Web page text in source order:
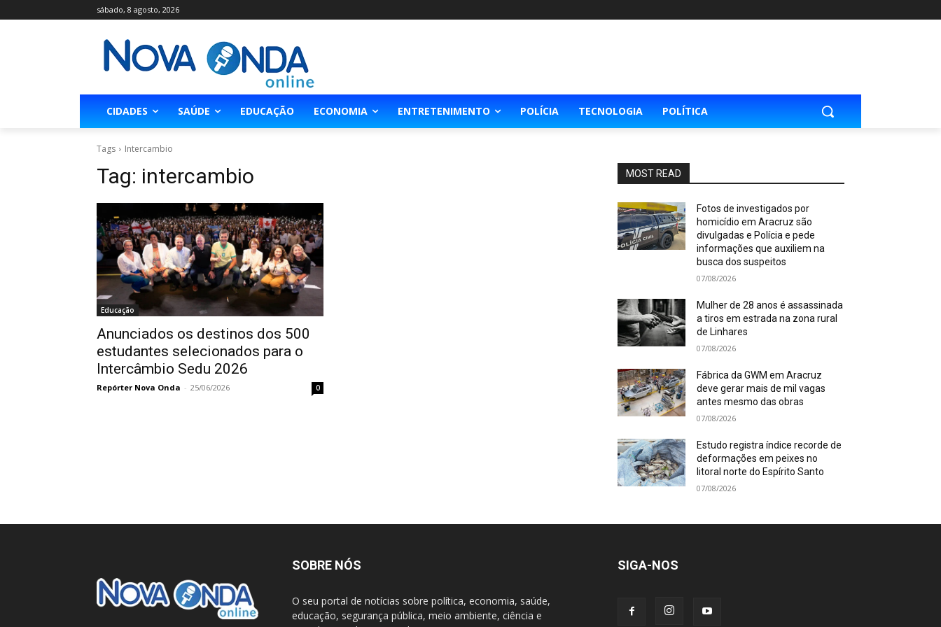
sábado, 8 agosto, 2026
CIDADES SAÚDE EDUCAÇÃO ECONOMIA ENTRETENIMENTO POLÍCIA TECNOLOGIA POLÍTICA
Tags Intercambio
Tag: intercambio
Educação
Anunciados os destinos dos 500
estudantes selecionados para o
Intercâmbio Sedu 2026
Repórter Nova Onda - 25/06/2026 0
MOST READ
Fotos de investigados por
homicídio em Aracruz são
divulgadas e Polícia e pede
informações que auxiliem na
busca dos suspeitos
07/08/2026
Mulher de 28 anos é assassinada
a tiros em estrada na zona rural
de Linhares
07/08/2026
Fábrica da GWM em Aracruz
deve gerar mais de mil vagas
antes mesmo das obras
07/08/2026
Estudo registra índice recorde de
deformações em peixes no
litoral norte do Espírito Santo
07/08/2026
SOBRE NÓS
O seu portal de notícias sobre política, economia, saúde,
educação, segurança pública, meio ambiente, ciência e
SIGA-NOS